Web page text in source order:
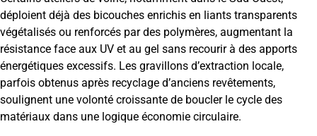
déploient déjà des bicouches enrichis en liants transparents
végétalisés ou renforcés par des polymères, augmentant la
résistance face aux UV et au gel sans recourir à des apports
énergétiques excessifs. Les gravillons d’extraction locale,
parfois obtenus après recyclage d’anciens revêtements,
soulignent une volonté croissante de boucler le cycle des
matériaux dans une logique économie circulaire.